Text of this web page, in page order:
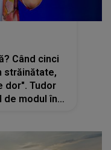
Când cinci
străinătate,
dor". Tudor
de modul în